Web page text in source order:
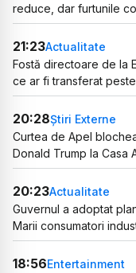
reduce, dar furtunile
21:23Actualitate
Fostă directoare de la
ce ar fi transferat
20:28Știri Externe
Curtea de Apel
Donald Trump la Casa
20:23Actualitate
Guvernul a adoptat
Marii consumatori
18:56Entertainment